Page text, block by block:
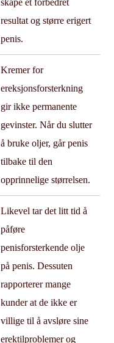
skape et forbedret
resultat og større erigert
penis.
Kremer for
ereksjonsforsterkning
gir ikke permanente
gevinster. Når du slutter
å bruke oljer, går penis
tilbake til den
opprinnelige størrelsen.
Likevel tar det litt tid å
påføre
penisforsterkende olje
på penis. Dessuten
rapporterer mange
kunder at de ikke er
villige til å avsløre sine
erektilproblemer og